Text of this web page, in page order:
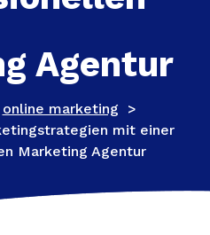
Agentur
online marketing >
mit einer
Marketing Agentur